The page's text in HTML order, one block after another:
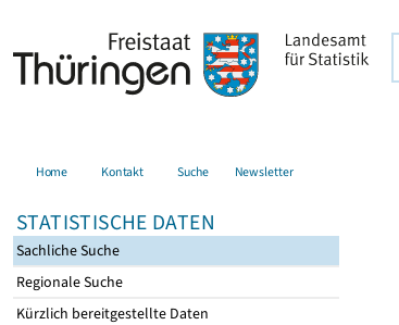
Home Kontakt Suche Newsletter
STATISTISCHE DATEN
Sachliche Suche
Regionale Suche
Kürzlich bereitgestellte Daten